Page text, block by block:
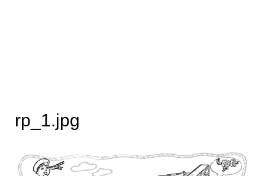
rp_1.jpg